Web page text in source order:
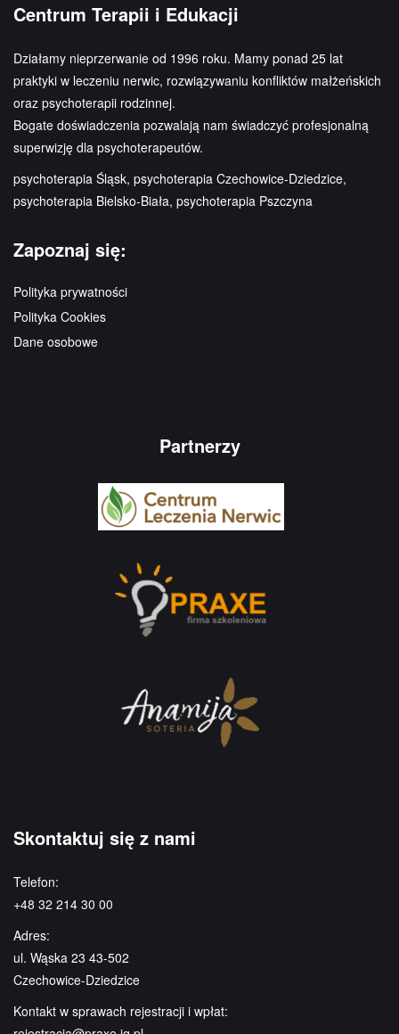
Centrum Terapii i Edukacji
Działamy nieprzerwanie od 1996 roku. Mamy ponad 25 lat
praktyki w leczeniu nerwic, rozwiązywaniu konfliktów małżeńskich
oraz psychoterapii rodzinnej.
Bogate doświadczenia pozwalają nam świadczyć profesjonalną
superwizję dla psychoterapeutów.
psychoterapia Śląsk, psychoterapia Czechowice-Dziedzice,
psychoterapia Bielsko-Biała, psychoterapia Pszczyna
Zapoznaj się:
Polityka prywatności
Polityka Cookies
Dane osobowe
Partnerzy
Skontaktuj się z nami
Telefon:
+48 32 214 30 00
Adres:
ul. Wąska 23 43-502
Czechowice-Dziedzice
Kontakt w sprawach rejestracji i wpłat: